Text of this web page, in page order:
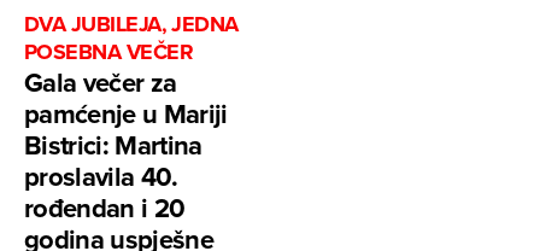
DVA JUBILEJA, JEDNA
POSEBNA VEČER
Gala večer za
pamćenje u Mariji
Bistrici: Martina
proslavila 40.
rođendan i 20
godina uspješne